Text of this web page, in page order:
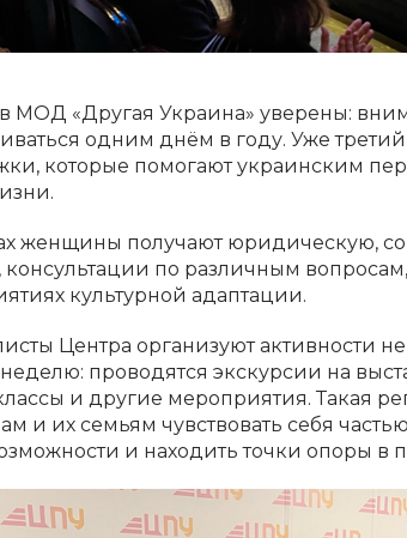
МОД «Другая Украина» уверены:
одним днём в году. Уже
которые помогают украинским
женщины получают юридическую,
по различным вопросам,
культурной адаптации.
Центра организуют активности
проводятся экскурсии на
и другие мероприятия. Такая
и их семьям чувствовать себя
и находить точки опоры в